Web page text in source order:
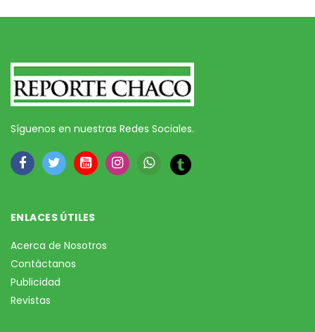
Síguenos en nuestras Redes Sociales.
ENLACES ÚTILES
Acerca de Nosotros
Contáctanos
Publicidad
Revistas